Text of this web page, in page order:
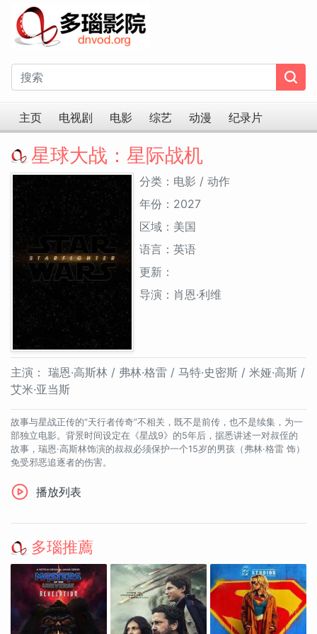
主页 电视剧 电影 综艺 动漫 纪录片
星球大战：星际战机
分类：电影 / 动作
年份：2027
区域：美国
语言：英语
更新：
导演：肖恩·利维
主演： 瑞恩·高斯林 / 弗林·格雷 / 马特·史密斯 / 米娅·高斯 /
艾米·亚当斯
故事与星战正传的“天行者传奇”不相关，既不是前传，也不是续集，为一
部独立电影。背景时间设定在《星战9》的5年后，据悉讲述一对叔侄的
故事，瑞恩·高斯林饰演的叔叔必须保护一个15岁的男孩（弗林·格雷 饰）
免受邪恶追逐者的伤害。
播放列表
多瑙推薦